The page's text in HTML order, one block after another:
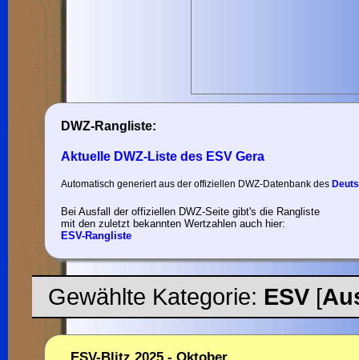
DWZ-Rangliste:
Aktuelle DWZ-Liste des ESV Gera
Automatisch generiert aus der offiziellen DWZ-Datenbank des
Bei Ausfall der offiziellen DWZ-Seite gibt's die Rangliste
mit den zuletzt bekannten Wertzahlen auch hier:
ESV-Rangliste
Gewählte Kategorie: ESV [